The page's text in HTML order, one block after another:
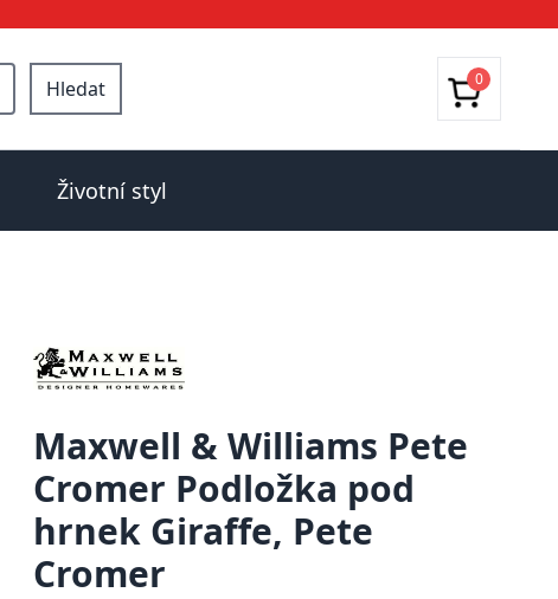
Hledat 0
Životní styl
Maxwell & Williams Pete
Cromer Podložka pod
hrnek Giraffe, Pete
Cromer